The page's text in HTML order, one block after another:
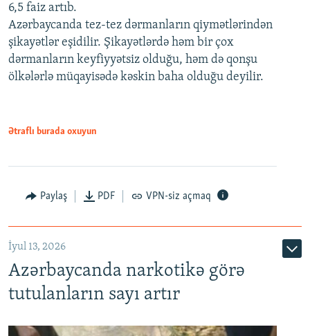
6,5 faiz artıb.
Azərbaycanda tez-tez dərmanların qiymətlərindən
şikayətlər eşidilir. Şikayətlərdə həm bir çox
dərmanların keyfiyyətsiz olduğu, həm də qonşu
ölkələrlə müqayisədə kəskin baha olduğu deyilir.
Ətraflı burada oxuyun
Paylaş PDF VPN-siz açmaq
İyul 13, 2026
Azərbaycanda narkotikə görə
tutulanların sayı artır